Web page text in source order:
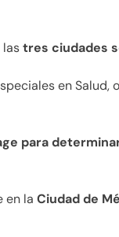
lastres ciudades
en Salud,
para
en la Ciudad de